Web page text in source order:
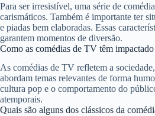
Para ser irresistível, uma série de
carismáticos. Também é importante ter
e piadas bem elaboradas. Essas
garantem momentos de diversão.
Como as comédias de TV têm
As comédias de TV refletem a
abordam temas relevantes de forma
cultura pop e o comportamento do
atemporais.
Quais são alguns dos clássicos da